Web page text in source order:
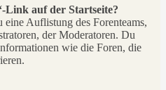
Link auf der Startseite?
Auflistung des Forenteams,
der Moderatoren. Du
wie die Foren, die